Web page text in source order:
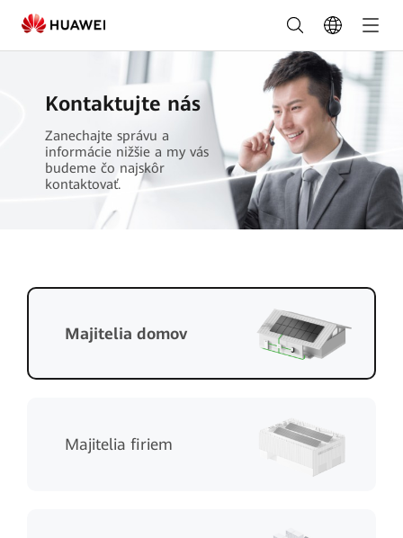
Objednať
teraz
FusionSolar
Slovensko
Kontaktujte nás
Zanechajte správu a
informácie nižšie a my vás
budeme čo najskôr
kontaktovať.
Majitelia domov
Majitelia firiem